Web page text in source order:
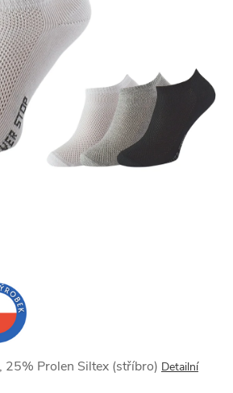
25% Prolen Siltex (stříbro) Detailní